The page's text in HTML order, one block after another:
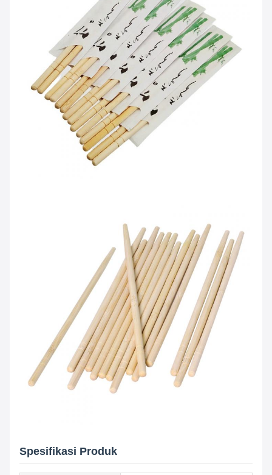
Spesifikasi Produk